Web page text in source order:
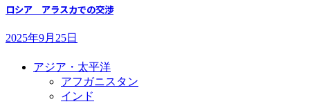
ロシア アラスカでの交渉
2025年9月25日
アジア・太平洋
アフガニスタン
インド